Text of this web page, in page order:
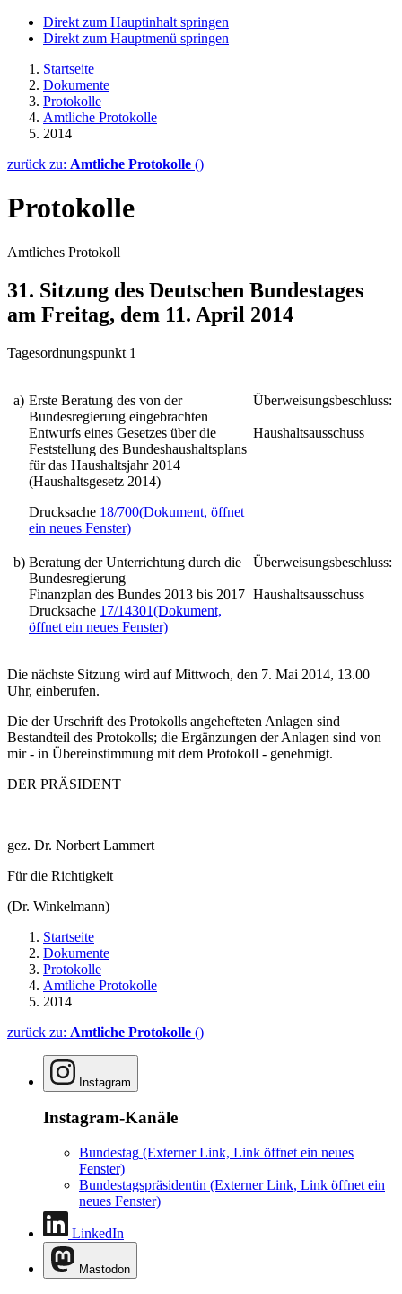
Direkt zum Hauptinhalt springen
Direkt zum Hauptmenü springen
Startseite
Dokumente
Protokolle
Amtliche Protokolle
2014
zurück zu: Amtliche Protokolle ()
Protokolle
Amtliches Protokoll
31. Sitzung des Deutschen Bundestages
am Freitag, dem 11. April 2014
Tagesordnungspunkt 1
a) Erste Beratung des von der
Bundesregierung eingebrachten
Entwurfs eines Gesetzes über die
Feststellung des Bundeshaushaltsplans
für das Haushaltsjahr 2014
(Haushaltsgesetz 2014)
Drucksache 18/700(Dokument, öffnet
ein neues Fenster)
Überweisungsbeschluss:
Haushaltsausschuss
b) Beratung der Unterrichtung durch die
Bundesregierung
Finanzplan des Bundes 2013 bis 2017
Drucksache 17/14301(Dokument,
öffnet ein neues Fenster)
Überweisungsbeschluss:
Haushaltsausschuss
Die nächste Sitzung wird auf Mittwoch, den 7. Mai 2014, 13.00
Uhr, einberufen.
Die der Urschrift des Protokolls angehefteten Anlagen sind
Bestandteil des Protokolls; die Ergänzungen der Anlagen sind von
mir - in Übereinstimmung mit dem Protokoll - genehmigt.
DER PRÄSIDENT
gez. Dr. Norbert Lammert
Für die Richtigkeit
(Dr. Winkelmann)
Startseite
Dokumente
Protokolle
Amtliche Protokolle
2014
zurück zu: Amtliche Protokolle ()
Instagram
Instagram-Kanäle
Bundestag (Externer Link, Link öffnet ein neues
Fenster)
Bundestagspräsidentin (Externer Link, Link öffnet ein
neues Fenster)
LinkedIn
Mastodon